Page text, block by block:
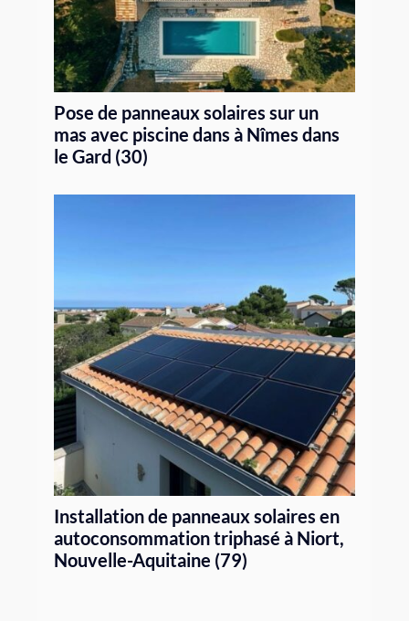
Pose de panneaux solaires sur un
mas avec piscine dans à Nîmes dans
le Gard (30)
Installation de panneaux solaires en
autoconsommation triphasé à Niort,
Nouvelle-Aquitaine (79)